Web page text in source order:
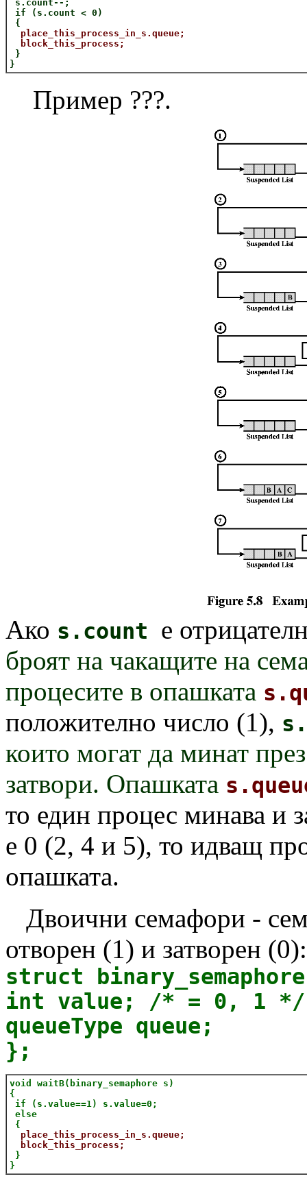
s.count--;
if (s.count < 0)
{
place_this_process_in_s.queue;
block_this_process;
}
}
Пример ???.
Ако s.count е
броят на чакащите на
процесите в опашката
положително число (1),
които могат да минат
затвори. Опашката
то един процес минава и
е 0 (2, 4 и 5), то идващ
опашката.
Двоични семафори -
отворен (1) и затворен (0):
struct
int value; /* = 0, 1 */
queueType queue;
};
void waitB(binary_semaphore s)
{
if (s.value==1) s.value=0;
else
{
place_this_process_in_s.queue;
block_this_process;
}
}